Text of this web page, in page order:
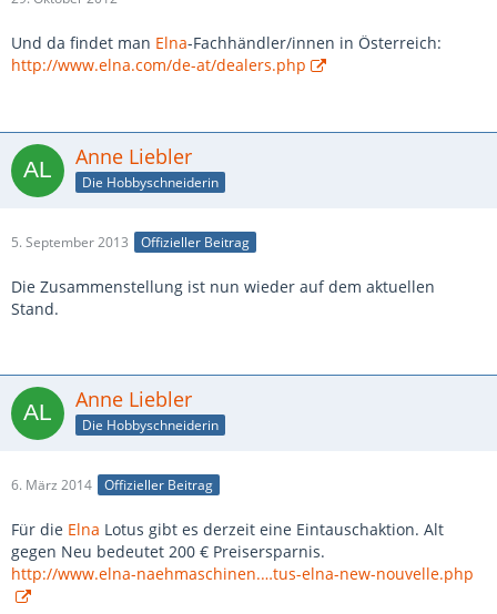
Und da findet man Elna-Fachhändler/innen in Österreich:
http://www.elna.com/de-at/dealers.php
Anne Liebler
Die Hobbyschneiderin
5. September 2013 Offizieller Beitrag
Die Zusammenstellung ist nun wieder auf dem aktuellen
Stand.
Anne Liebler
Die Hobbyschneiderin
6. März 2014 Offizieller Beitrag
Für die Elna Lotus gibt es derzeit eine Eintauschaktion. Alt
gegen Neu bedeutet 200 € Preisersparnis.
http://www.elna-naehmaschinen.…tus-elna-new-nouvelle.php